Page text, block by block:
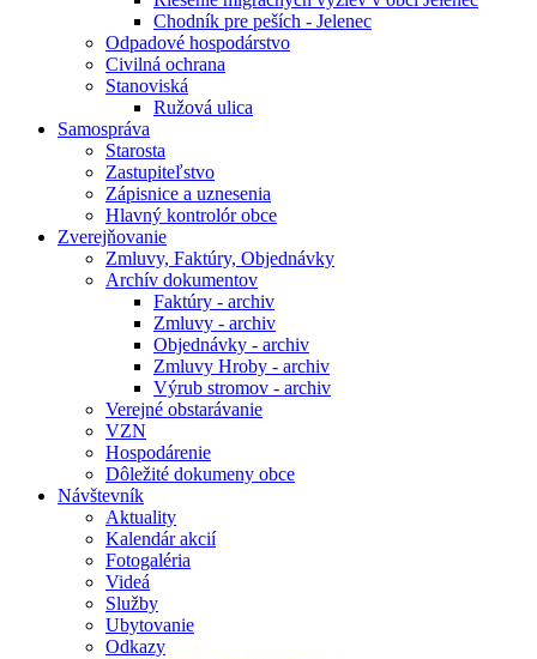
Chodník pre peších - Jelenec
Odpadové hospodárstvo
Civilná ochrana
Stanoviská
Ružová ulica
Samospráva
Starosta
Zastupiteľstvo
Zápisnice a uznesenia
Hlavný kontrolór obce
Zverejňovanie
Zmluvy, Faktúry, Objednávky
Archív dokumentov
Faktúry - archiv
Zmluvy - archiv
Objednávky - archiv
Zmluvy Hroby - archiv
Výrub stromov - archiv
Verejné obstarávanie
VZN
Hospodárenie
Dôležité dokumeny obce
Návštevník
Aktuality
Kalendár akcií
Fotogaléria
Videá
Služby
Ubytovanie
Odkazy